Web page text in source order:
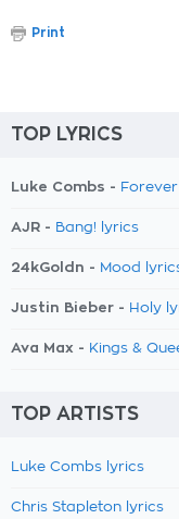
Print
TOP LYRICS
Luke Combs -
AJR - Bang! lyrics
24kGoldn - Mood
Justin Bieber - Holy
Ava Max - Kings &
TOP ARTISTS
Luke Combs lyrics
Chris Stapleton lyrics